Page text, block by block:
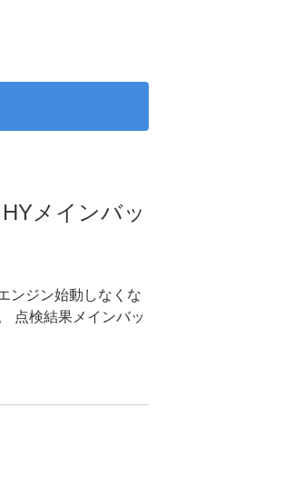
メインバッ
ンジン始動しなくな
点検結果メインバッ